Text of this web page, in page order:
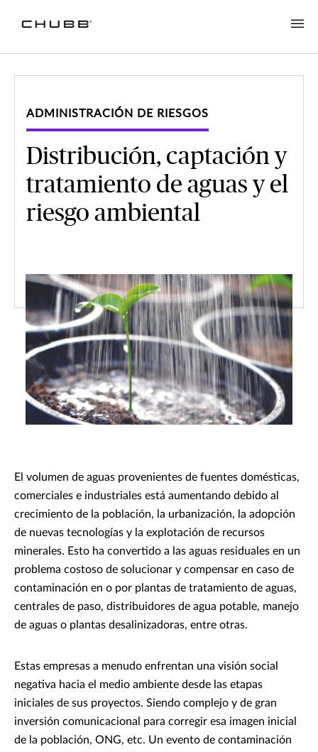
ADMINISTRACIÓN DE RIESGOS
Distribución, captación y
tratamiento de aguas y el
riesgo ambiental
El volumen de aguas provenientes de fuentes domésticas,
comerciales e industriales está aumentando debido al
crecimiento de la población, la urbanización, la adopción
de nuevas tecnologías y la explotación de recursos
minerales. Esto ha convertido a las aguas residuales en un
problema costoso de solucionar y compensar en caso de
contaminación en o por plantas de tratamiento de aguas,
centrales de paso, distribuidores de agua potable, manejo
de aguas o plantas desalinizadoras, entre otras.
Estas empresas a menudo enfrentan una visión social
negativa hacia el medio ambiente desde las etapas
iniciales de sus proyectos. Siendo complejo y de gran
inversión comunicacional para corregir esa imagen inicial
de la población, ONG, etc. Un evento de contaminación